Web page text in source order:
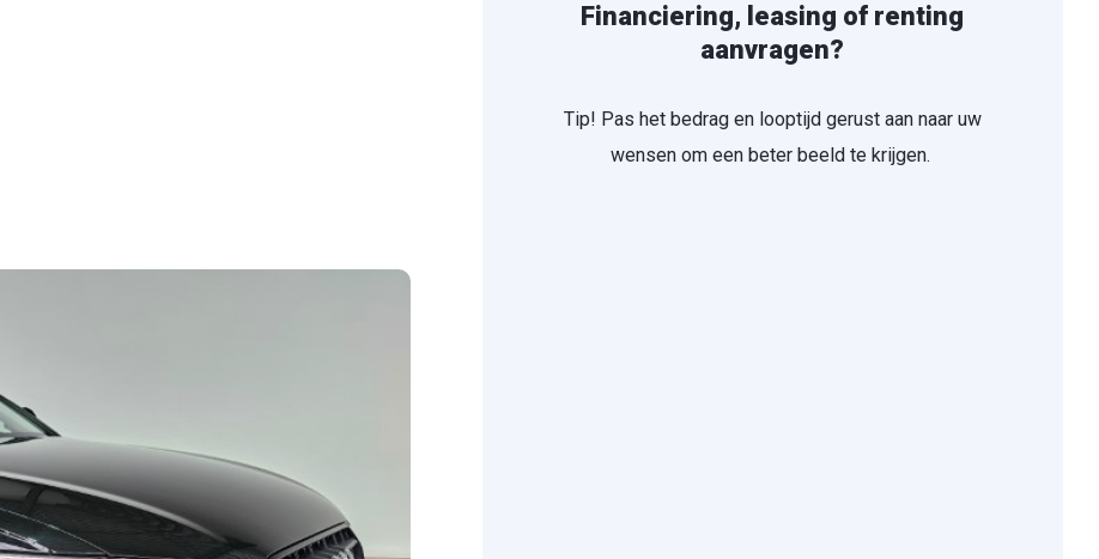
Financiering, leasing of renting
aanvragen?
Tip! Pas het bedrag en looptijd gerust aan naar uw
wensen om een beter beeld te krijgen.